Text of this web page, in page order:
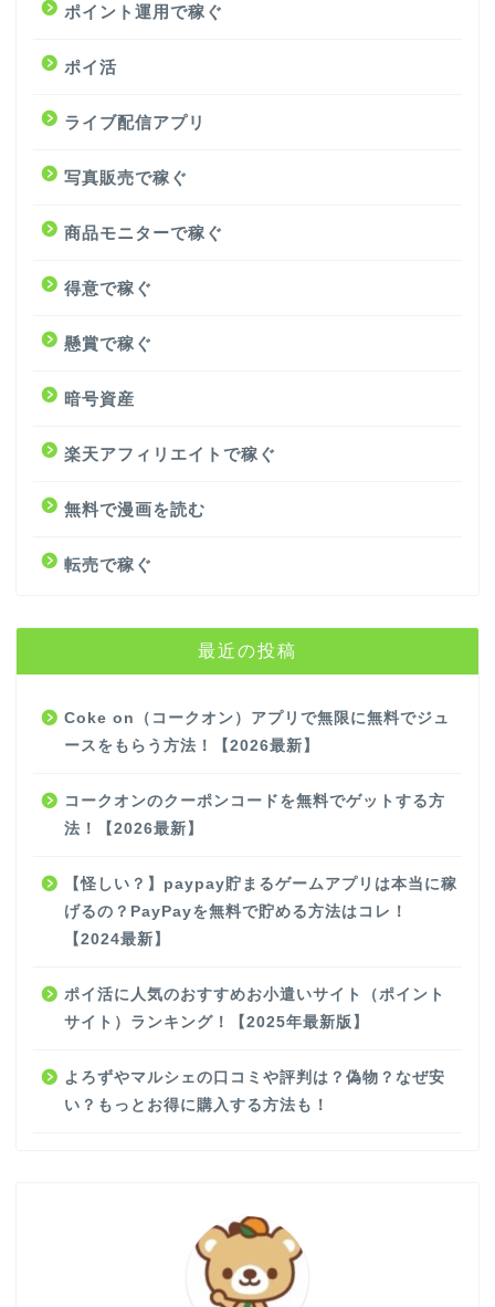
ポイント運用で稼ぐ
ポイ活
ライブ配信アプリ
写真販売で稼ぐ
商品モニターで稼ぐ
得意で稼ぐ
懸賞で稼ぐ
暗号資産
楽天アフィリエイトで稼ぐ
無料で漫画を読む
転売で稼ぐ
最近の投稿
Coke on（コークオン）アプリで無限に無料でジュ
ースをもらう方法！【2026最新】
コークオンのクーポンコードを無料でゲットする方
法！【2026最新】
【怪しい？】paypay貯まるゲームアプリは本当に稼
げるの？PayPayを無料で貯める方法はコレ！
【2024最新】
ポイ活に人気のおすすめお小遣いサイト（ポイント
サイト）ランキング！【2025年最新版】
よろずやマルシェの口コミや評判は？偽物？なぜ安
い？もっとお得に購入する方法も！